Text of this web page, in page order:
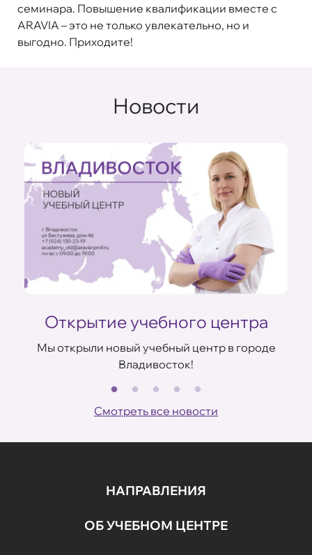
семинара. Повышение квалификации вместе с
ARAVIA – это не только увлекательно, но и
выгодно. Приходите!
Новости
Открытие учебного центра
Мы открыли новый учебный центр в городе
Владивосток!
Смотреть все новости
НАПРАВЛЕНИЯ
ОБ УЧЕБНОМ ЦЕНТРЕ